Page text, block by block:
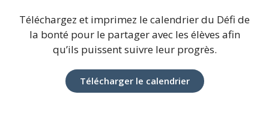
Téléchargez et imprimez le calendrier du Défi de
la bonté pour le partager avec les élèves afin
qu’ils puissent suivre leur progrès.
Télécharger le calendrier